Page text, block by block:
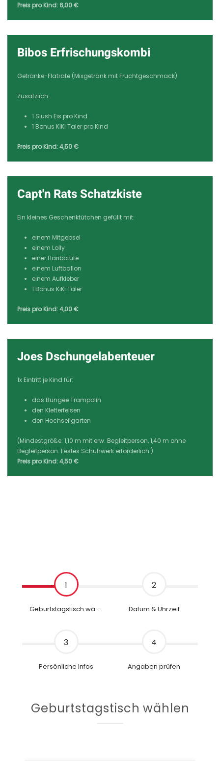
Preis pro Kind: 6,00 €
Bibos Erfrischungskombi
Getränke-Flatrate (Mixgetränk mit Fruchtgeschmack)
Zusätzlich:
1 Slush Eis pro Kind
1 Bonus KiKi Taler pro Kind
Preis pro Kind: 4,50 €
Capt'n Rats Schatzkiste
Ein kleines Geschenktütchen gefüllt mit:
einem Mitgebsel
einem Lolly
einer Haribotüte
einem Luftballon
einem Aufkleber
1 Bonus KiKi Taler
Preis pro Kind: 4,00 €
Joes Dschungelabenteuer
1x Eintritt je Kind für:
das Bungee Trampolin
den Kletterfelsen
den Hochseilgarten
(Mindestgröße: 1,10 m mit erw. Begleitperson, 1,40 m ohne
Begleitperson. Festes Schuhwerk erforderlich.)
Preis pro Kind: 4,50 €
1
Geburtstagstisch wählen
2
Datum & Uhrzeit
3
Persönliche Infos
4
Angaben prüfen
Geburtstagstisch wählen